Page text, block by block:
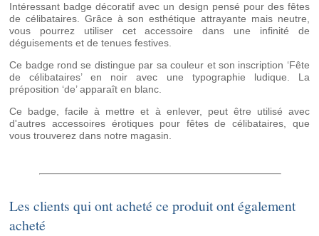
Intéressant badge décoratif avec un design pensé pour des fêtes
de célibataires. Grâce à son esthétique attrayante mais neutre,
vous pourrez utiliser cet accessoire dans une infinité de
déguisements et de tenues festives.
Ce badge rond se distingue par sa couleur et son inscription ‘Fête
de célibataires’ en noir avec une typographie ludique. La
préposition ‘de’ apparaît en blanc.
Ce badge, facile à mettre et à enlever, peut être utilisé avec
d'autres accessoires érotiques pour fêtes de célibataires, que
vous trouverez dans notre magasin.
Les clients qui ont acheté ce produit ont également
acheté